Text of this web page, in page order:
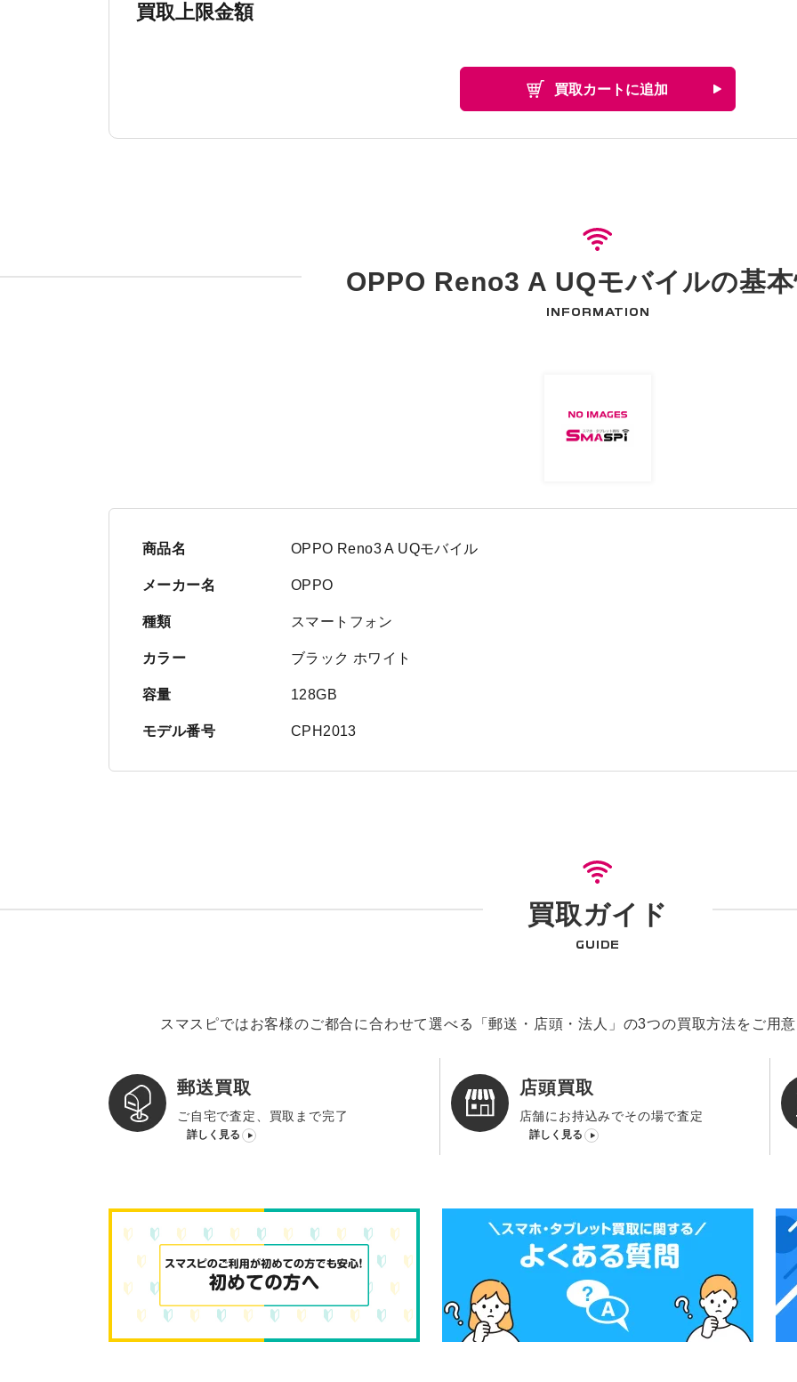
買取上限金額
買取カートに追加
OPPO Reno3 A UQモバイルの基
INFORMATION
商品名 OPPO Reno3 A UQモバイル
メーカー名 OPPO
種類 スマートフォン
カラー ブラック ホワイト
容量 128GB
モデル番号 CPH2013
買取ガイド
GUIDE
スマスピではお客様のご都合に合わせて選べる「郵送・店頭・法人」の3つの買取方法をご用
郵送買取
ご自宅で査定、買取まで完了
詳しく見る
店頭買取
店舗にお持込みでその場で査定
詳しく見る